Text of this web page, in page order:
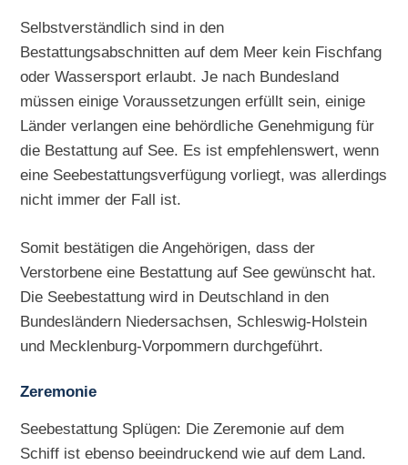
Selbstverständlich sind in den
Bestattungsabschnitten auf dem Meer kein Fischfang
oder Wassersport erlaubt. Je nach Bundesland
müssen einige Voraussetzungen erfüllt sein, einige
Länder verlangen eine behördliche Genehmigung für
die Bestattung auf See. Es ist empfehlenswert, wenn
eine Seebestattungsverfügung vorliegt, was allerdings
nicht immer der Fall ist.
Somit bestätigen die Angehörigen, dass der
Verstorbene eine Bestattung auf See gewünscht hat.
Die Seebestattung wird in Deutschland in den
Bundesländern Niedersachsen, Schleswig-Holstein
und Mecklenburg-Vorpommern durchgeführt.
Zeremonie
Seebestattung Splügen: Die Zeremonie auf dem
Schiff ist ebenso beeindruckend wie auf dem Land.